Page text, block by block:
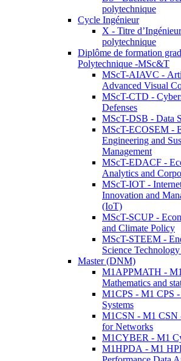
polytechnique
Cycle Ingénieur
X - Titre
polytechnique
Diplôme de formation
Polytechnique -MSc&T
MScT-AIAVC -
Advanced Visual
MScT-CTD -
Defenses
MScT-DSB - Data
MScT-ECOSEM -
Engineering and
Management
MScT-EDACF -
Analytics and
MScT-IOT -
Innovation and
(IoT)
MScT-SCUP -
and Climate Policy
MScT-STEEM -
Science
Master (DNM)
M1APPMATH -
Mathematics and
M1CPS - M1 CPS
Systems
M1CSN - M1 CSN
for Networks
M1CYBER - M1
M1HPDA - M1